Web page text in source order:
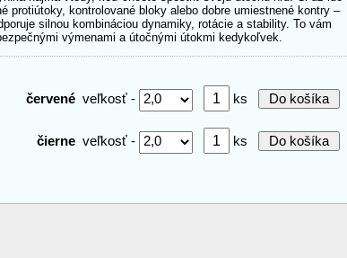
protiútoky, kontrolované bloky alebo dobre umiestnené kontry –
silnou kombináciou dynamiky, rotácie a stability. To vám
výmenami a útočnými útokmi kedykoľvek.
červené veľkosť - ks
čierne veľkosť - ks